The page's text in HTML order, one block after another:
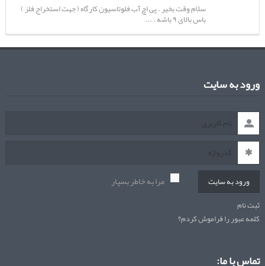
سلام وقت بخیر . پی اچ آب فلوتاسیون کارگاه ( جهت استخراج فلز )
باس بالای ۹ باشه . ...
ورود به سایت
ورود به سایت مرا به خاطر بسپار
ثبت نام
کلمه عبور را فراموش کردم؟
تماس با ما: